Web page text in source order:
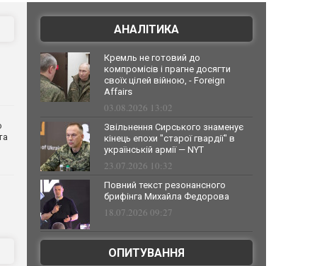
АНАЛІТИКА
Кремль не готовий до
компромісів і прагне досягти
своїх цілей війною, - Foreign
Affairs
03.08.2026 13:02
Звільнення Сирського знаменує
кінець епохи "старої гвардії" в
українській армії — NYT
23.07.2026 10:32
Повний текст резонансного
брифінга Михайла Федорова
18.07.2026 09:27
ОПИТУВАННЯ